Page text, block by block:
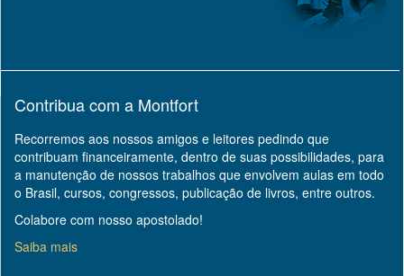
Contribua com a Montfort
Recorremos aos nossos amigos e leitores pedindo que
contribuam financeiramente, dentro de suas possibilidades, para
a manutenção de nossos trabalhos que envolvem aulas em todo
o Brasil, cursos, congressos, publicação de livros, entre outros.
Colabore com nosso apostolado!
Saiba mais